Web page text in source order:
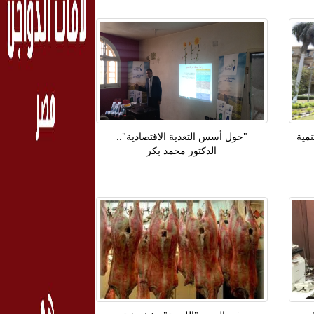
"حول أسس التغذية الاقتصادية"..
الدكتور محمد بكر